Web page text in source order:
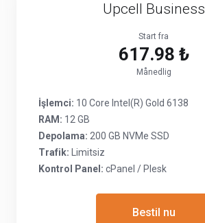
Upcell Business
Start fra
617.98 ₺
Månedlig
İşlemci: 10 Core Intel(R) Gold 6138
RAM: 12 GB
Depolama: 200 GB NVMe SSD
Trafik: Limitsiz
Kontrol Panel: cPanel / Plesk
Bestil nu